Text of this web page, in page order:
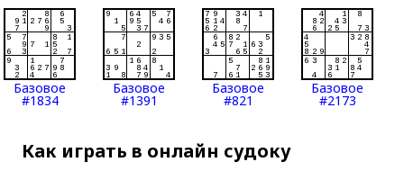
Базовое
#1834
Базовое
#1391
Базовое
#821
Базовое
#2173
Как играть в онлайн судоку